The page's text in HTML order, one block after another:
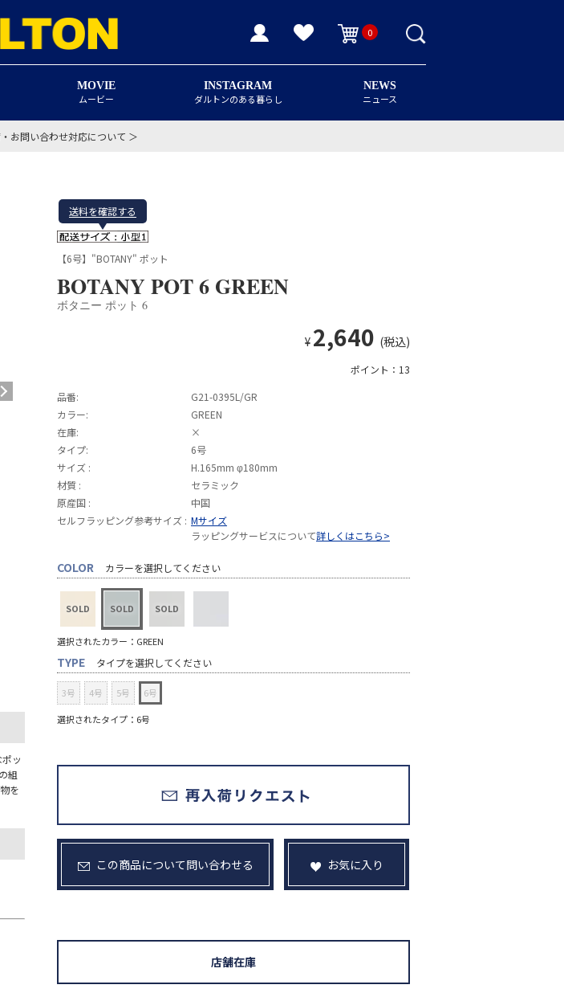
0
MOVIE
ムービー
INSTAGRAM
ダルトンのある暮らし
NEWS
ニュース
お問い合わせ対応について ＞
ッ
組
を
送料を確認する
【6号】"BOTANY" ポット
BOTANY POT 6 GREEN
ボタニー ポット 6
¥ 2,640 (税込)
ポイント：13
品番:
G21-0395L/GR
カラー:
GREEN
在庫:
×
タイプ:
6号
サイズ :
H.165mm φ180mm
材質 :
セラミック
原産国 :
中国
セルフラッピング参考サイズ : Mサイズ
ラッピングサービスについて詳しくはこちら>
COLOR カラーを選択してください
選択されたカラー：GREEN
TYPE タイプを選択してください
3号 4号 5号 6号
選択されたタイプ：6号
この商品について問い合わせる お気に入り
店舗在庫